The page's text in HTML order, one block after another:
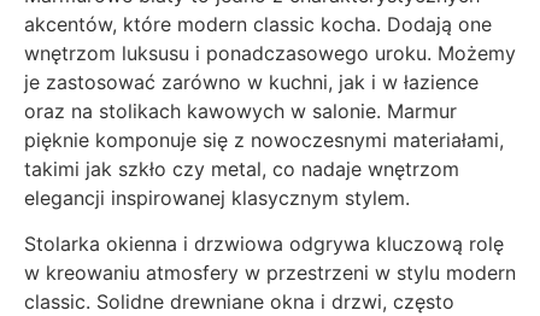
akcentów, które modern classic kocha. Dodają one
wnętrzom luksusu i ponadczasowego uroku. Możemy
je zastosować zarówno w kuchni, jak i w łazience
oraz na stolikach kawowych w salonie. Marmur
pięknie komponuje się z nowoczesnymi materiałami,
takimi jak szkło czy metal, co nadaje wnętrzom
elegancji inspirowanej klasycznym stylem.
Stolarka okienna i drzwiowa odgrywa kluczową rolę
w kreowaniu atmosfery w przestrzeni w stylu modern
classic. Solidne drewniane okna i drzwi, często